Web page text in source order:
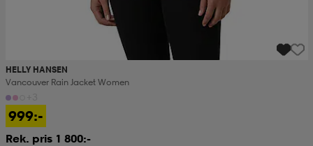
HELLY HANSEN
Vancouver Rain Jacket Women
999:-
Rek. pris 1 800:-